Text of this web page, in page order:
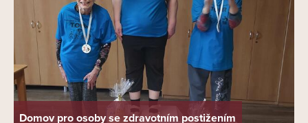
Domov pro osoby se zdravotním postižením